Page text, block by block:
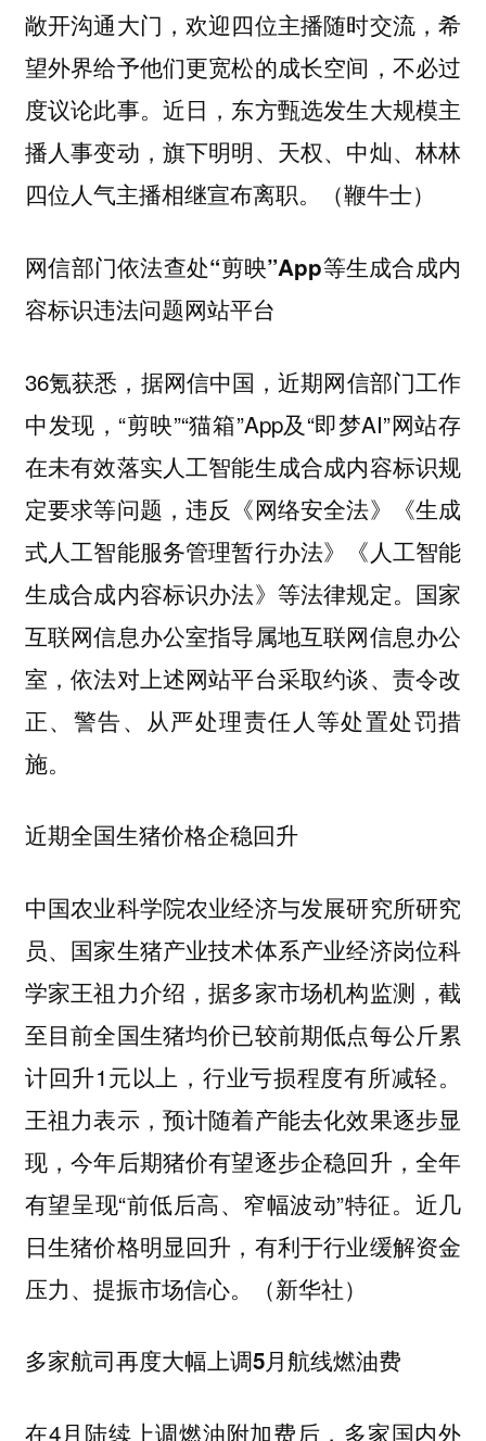
敞开沟通大门，欢迎四位主播随时交流，希
望外界给予他们更宽松的成长空间，不必过
度议论此事。近日，东方甄选发生大规模主
播人事变动，旗下明明、天权、中灿、林林
四位人气主播相继宣布离职。（鞭牛士）
网信部门依法查处“剪映”App等生成合成内
容标识违法问题网站平台
36氪获悉，据网信中国，近期网信部门工作
中发现，“剪映”“猫箱”App及“即梦AI”网站存
在未有效落实人工智能生成合成内容标识规
定要求等问题，违反《网络安全法》《生成
式人工智能服务管理暂行办法》《人工智能
生成合成内容标识办法》等法律规定。国家
互联网信息办公室指导属地互联网信息办公
室，依法对上述网站平台采取约谈、责令改
正、警告、从严处理责任人等处置处罚措
施。
近期全国生猪价格企稳回升
中国农业科学院农业经济与发展研究所研究
员、国家生猪产业技术体系产业经济岗位科
学家王祖力介绍，据多家市场机构监测，截
至目前全国生猪均价已较前期低点每公斤累
计回升1元以上，行业亏损程度有所减轻。
王祖力表示，预计随着产能去化效果逐步显
现，今年后期猪价有望逐步企稳回升，全年
有望呈现“前低后高、窄幅波动”特征。近几
日生猪价格明显回升，有利于行业缓解资金
压力、提振市场信心。（新华社）
多家航司再度大幅上调5月航线燃油费
在4月陆续上调燃油附加费后，多家国内外